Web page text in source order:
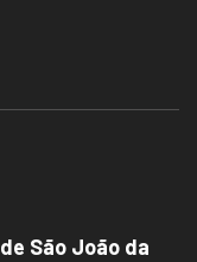
São João da